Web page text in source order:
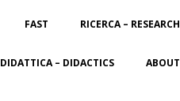
FAST RICERCA – RESEARCH
DIDATTICA – DIDACTICS ABOUT